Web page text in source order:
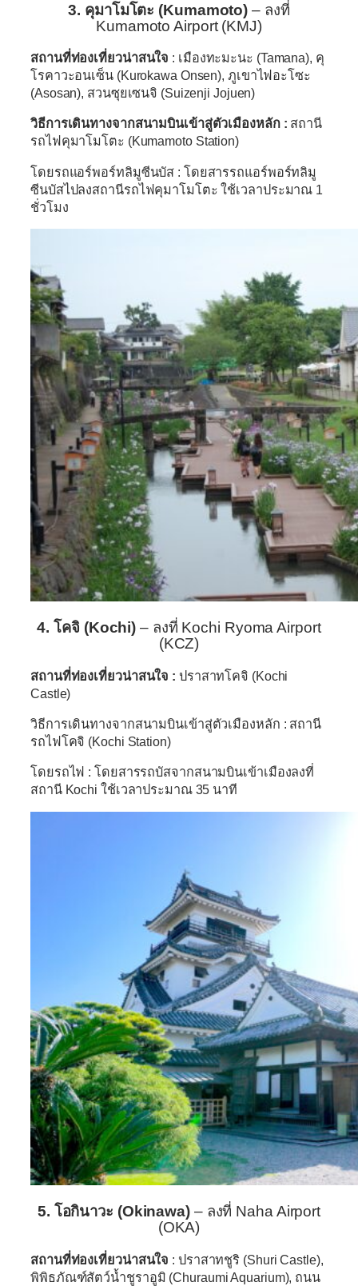
3. คุมาโมโตะ (Kumamoto)– ลงที่
Kumamoto Airport (KMJ)
สถานที่ท่องเที่ยวน่าสนใจ : เมืองทะมะนะ (Tamana), คุ
โรคาวะอนเซ็น (Kurokawa Onsen), ภูเขาไฟอะโซะ
(Asosan), สวนซุยเซนจิ (Suizenji Jojuen)
วิธีการเดินทางจากสนามบินเข้าสู่ตัวเมืองหลัก : สถานี
รถไฟคุมาโมโตะ (Kumamoto Station)
โดยรถแอร์พอร์ทลิมูซีนบัส : โดยสารรถแอร์พอร์ทลิมู
ซีนบัสไปลงสถานีรถไฟคุมาโมโตะ ใช้เวลาประมาณ 1
ชั่วโมง
4. โคจิ (Kochi)– ลงที่ Kochi Ryoma Airport
(KCZ)
สถานที่ท่องเที่ยวน่าสนใจ : ปราสาทโคจิ (Kochi
Castle)
วิธีการเดินทางจากสนามบินเข้าสู่ตัวเมืองหลัก : สถานี
รถไฟโคจิ (Kochi Station)
โดยรถไฟ : โดยสารรถบัสจากสนามบินเข้าเมืองลงที่
สถานี Kochi ใช้เวลาประมาณ 35 นาที
5. โอกินาวะ (Okinawa)– ลงที่ Naha Airport
(OKA)
สถานที่ท่องเที่ยวน่าสนใจ : ปราสาทชูริ (Shuri Castle),
พิพิธภัณฑ์สัตว์น้ำชูราอูมิ (Churaumi Aquarium), ถนน